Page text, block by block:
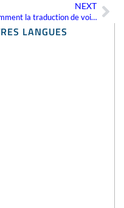
LANGUES
NEXT
Comment la traduction de voix off améliore l’accessibilité du contenu multimédia